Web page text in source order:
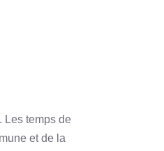
Les temps de
et de la